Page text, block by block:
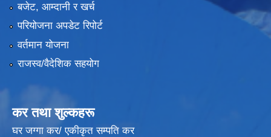
बजेट, आम्दानी र खर्च
परियोजना अपडेट रिपोर्ट
वर्तमान योजना
राजस्व/वैदेशिक सहयोग
कर तथा शुल्कहरू
घर जग्गा कर/ एकीकृत सम्पति कर